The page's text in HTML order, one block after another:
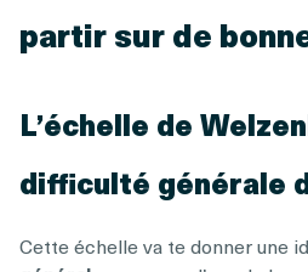
partir sur de
L’échelle de
difficulté générale
Cette échelle va te donner une